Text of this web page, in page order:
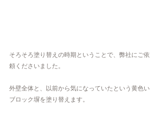
そろそろ塗り替えの時期ということで、弊社にご依
頼くださいました。
外壁全体と、以前から気になっていたという黄色い
ブロック塀を塗り替えます。